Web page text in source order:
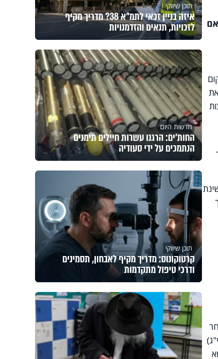
תוכן שיווקי
איזה בניין זכאי לתמ"א 38? מדריך מקיף
לזכויות, תנאים והזדמנויות
חדשות היום
החות'ים: הרגנו עשרות חיילים תימנים
הנתמכים על ידי סעודיה
תוכן שיווקי
קרטוקונוס: מדריך מקיף לאבחון, תסמינים
ודרכי טיפול מתקדמות